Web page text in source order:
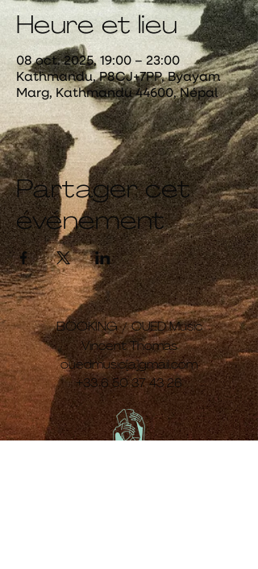
Heure et lieu
08 oct. 2025, 19:00 – 23:00
Kathmandu, P8CJ+7PP, Byayam
Marg, Kathmandu 44600, Népal
Partager cet
événement
BOOKING /OUED Music
Vincent Thomas
ouedmusic[a]gmail.com
+33 6 50 37 43 26